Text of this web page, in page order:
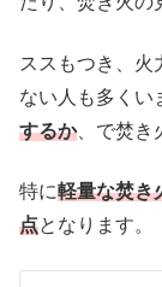
ススもつき、火
ない人も多くい
するか、で焚き
特に軽量な焚き
点となります。